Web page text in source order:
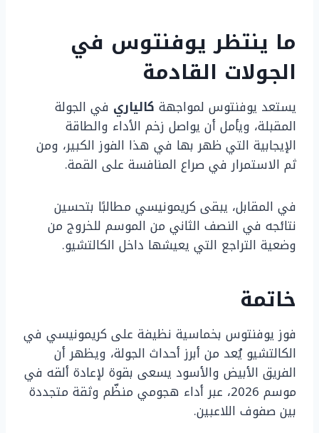
ما ينتظر يوفنتوس في
الجولات القادمة
يستعد يوفنتوس لمواجهة كالياري في الجولة
المقبلة، ويأمل أن يواصل زخم الأداء والطاقة
الإيجابية التي ظهر بها في هذا الفوز الكبير، ومن
ثم الاستمرار في صراع المنافسة على القمة.
في المقابل، يبقى كريمونيسي مطالبًا بتحسين
نتائجه في النصف الثاني من الموسم للخروج من
وضعية التراجع التي يعيشها داخل الكالتشيو.
خاتمة
فوز يوفنتوس بخماسية نظيفة على كريمونيسي في
الكالتشيو يُعد من أبرز أحداث الجولة، ويظهر أن
الفريق الأبيض والأسود يسعى بقوة لإعادة ألقه في
موسم 2026، عبر أداء هجومي منظّم وثقة متجددة
بين صفوف اللاعبين.